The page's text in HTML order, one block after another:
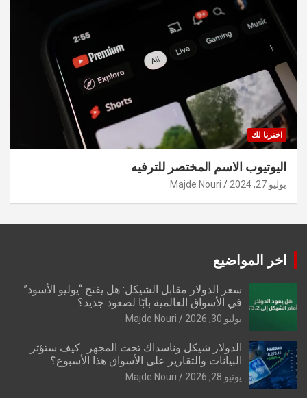
اخترنا لك
اليوتيوب الاسم المختصر للترفيه
يوليو 27, 2024 Majde Nouri
اخر المواضيع
سعر الدولار مقابل الشيكل: هل يفتح “يوليو الأسود”
في الأسواق العالمية بابًا لصعود جديد؟
يوليو 30, 2026 Majde Nouri
الدولار شيكل وناسداك تحت المجهر.. كيف ستؤثر
البيانات والتقارير على الأسواق هذا الأسبوع؟
يونيو 28, 2026 Majde Nouri